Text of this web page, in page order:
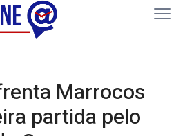
Marrocos
partida pelo